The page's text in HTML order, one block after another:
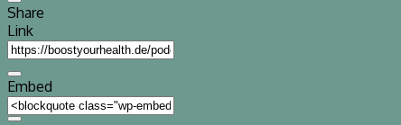
Share
Link
Embed